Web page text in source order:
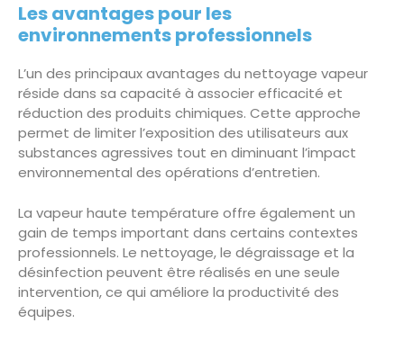
Les avantages pour les
environnements professionnels
L’un des principaux avantages du nettoyage vapeur
réside dans sa capacité à associer efficacité et
réduction des produits chimiques. Cette approche
permet de limiter l’exposition des utilisateurs aux
substances agressives tout en diminuant l’impact
environnemental des opérations d’entretien.
La vapeur haute température offre également un
gain de temps important dans certains contextes
professionnels. Le nettoyage, le dégraissage et la
désinfection peuvent être réalisés en une seule
intervention, ce qui améliore la productivité des
équipes.